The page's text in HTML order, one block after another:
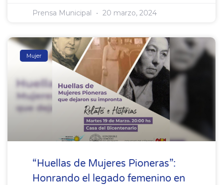
Prensa Municipal 20 marzo, 2024
Mujer
“Huellas de Mujeres Pioneras”:
Honrando el legado femenino en